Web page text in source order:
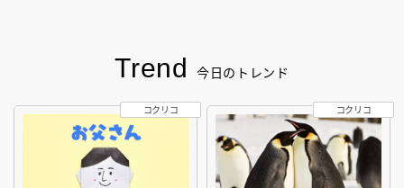
Trend 今日のトレンド
コクリコ コクリコ